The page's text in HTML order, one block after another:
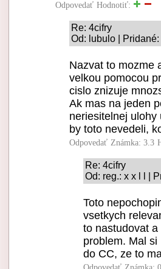
Odpovedať Hodnotiť:
Re: 4cifry
Od: lubulo |
Nazvat to mozme
velkou pomocou
cislo znizuje
Ak mas na jeden
neriesitelnej ulohy
by toto nevedeli,
Odpovedať Známka: 3.3
Re: 4cifry
Od: reg.: x x l l |
Toto
vsetkych
to nastudovat
problem. Mal
do CC, ze to